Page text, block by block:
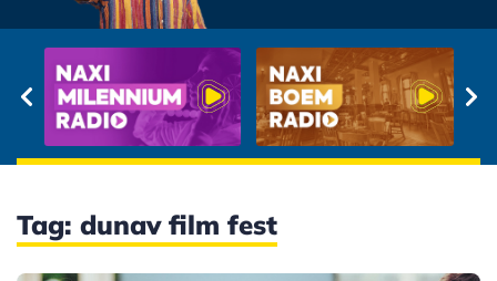
Tag: dunav film fest